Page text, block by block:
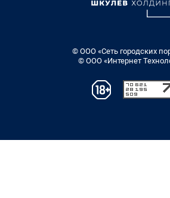
© ООО «Сеть городских
© ООО «Интернет